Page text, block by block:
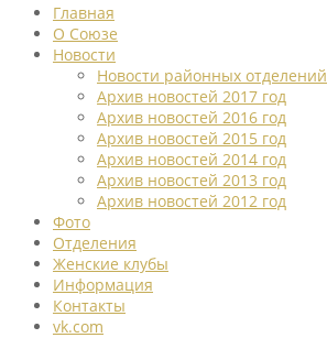
Главная
О Союзе
Новости
Новости районных отделений
Архив новостей 2017 год
Архив новостей 2016 год
Архив новостей 2015 год
Архив новостей 2014 год
Архив новостей 2013 год
Архив новостей 2012 год
Фото
Отделения
Женские клубы
Информация
Контакты
vk.com